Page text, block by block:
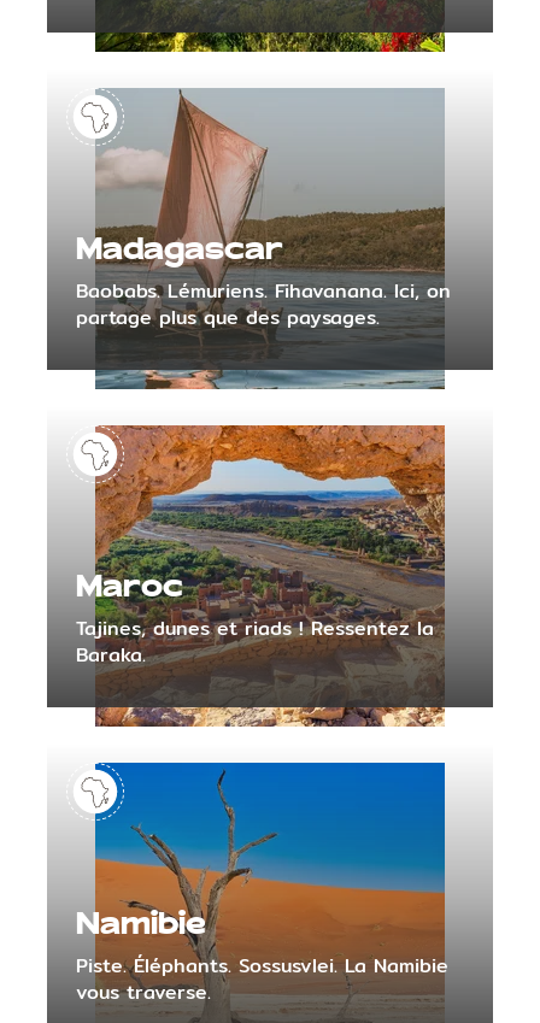
Madagascar
Baobabs. Lémuriens. Fihavanana. Ici, on
partage plus que des paysages.
Maroc
Tajines, dunes et riads ! Ressentez la
Baraka.
Namibie
Piste. Éléphants. Sossusvlei. La Namibie
vous traverse.